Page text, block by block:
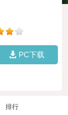
PC下载
排行